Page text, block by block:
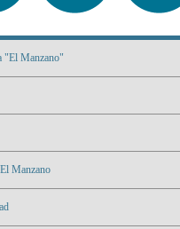
"El Manzano"
Manzano